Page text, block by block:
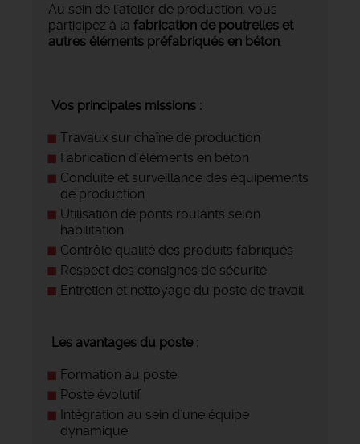
Au sein de l'atelier de production, vous
participez à la fabrication de poutrelles et
autres éléments préfabriqués en béton.
Vos principales missions :
Travaux sur chaîne de production
Fabrication d'éléments en béton
Conduite et surveillance des équipements
de production
Utilisation de ponts roulants selon
habilitation
Contrôle qualité des produits fabriqués
Respect des consignes de sécurité
Entretien et nettoyage du poste de travail
Les avantages du poste :
Formation au poste
Poste évolutif
Intégration au sein d'une équipe
dynamique